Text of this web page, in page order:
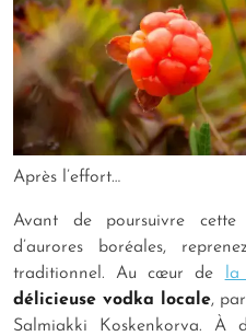
Après l’effort…
Avant de poursuivre cette
d’aurores boréales,
traditionnel. Au cœur de
délicieuse vodka locale,
Salmiakki Koskenkorva. À